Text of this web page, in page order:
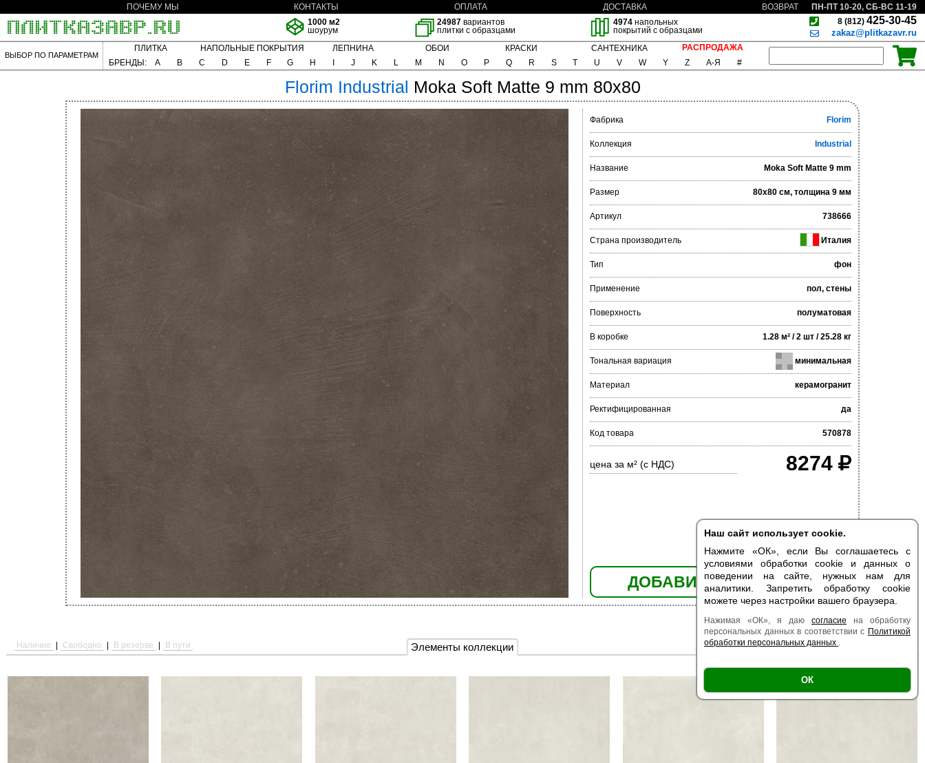
Наш сайт использует cookie.
Нажмите «ОК», если Вы соглашаетесь с
условиями обработки cookie и данных о
поведении на сайте, нужных нам для
аналитики. Запретить обработку cookie
можете через настройки вашего браузера.
Нажимая «ОК», я даю согласие на обработку
персональных данных в соответствии с Политикой
обработки персональных данных .
ОК
ПОЧЕМУ МЫ КОНТАКТЫ ОПЛАТА ДОСТАВКА ВОЗВРАТ
ПН-ПТ 10-20, СБ-ВС 11-19
1000 м2
шоурум
24987 вариантов
плитки с образцами
4974напольных
покрытий с образцами
8 (812) 425-30-45
zakaz@plitkazavr.ru
ВЫБОР ПО ПАРАМЕТРАМ
ПЛИТКА НАПОЛЬНЫЕ ПОКРЫТИЯ ЛЕПНИНА ОБОИ КРАСКИ САНТЕХНИКА
РАСПРОДАЖА
БРЕНДЫ:
A B C D E F G H J K L M N O P Q R S T U V W Y Z А-Я #
Florim Industrial Moka Soft Matte 9 mm 80x80
Фабрика Florim
Коллекция Industrial
Название Moka Soft Matte 9 mm
Размер 80x80 см, толщина 9 мм
Артикул 738666
Страна производитель Италия
Тип фон
Применение пол, стены
Поверхность полуматовая
В коробке 1.28 м² / 2 шт / 25.28 кг
Тональная вариация минимальная
Материал керамогранит
Ректифицированная да
Код товара 570878
цена за м² (с НДС) 8274
ДОБАВИТЬ В КОРЗИНУ
Элементы коллекции
Наличие Свободно В резерве В пути Есть образец | Поверхность |